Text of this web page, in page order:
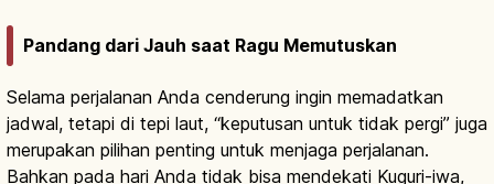
Pandang dari Jauh saat Ragu Memutuskan
Selama perjalanan Anda cenderung ingin memadatkan
jadwal, tetapi di tepi laut, “keputusan untuk tidak pergi” juga
merupakan pilihan penting untuk menjaga perjalanan.
Bahkan pada hari Anda tidak bisa mendekati Kuguri-iwa,